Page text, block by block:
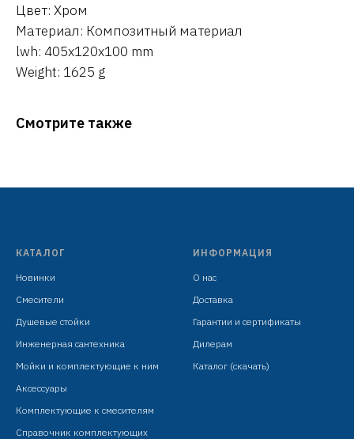
Цвет: Хром
Материал: Композитный материал
lwh: 405x120x100 mm
Weight: 1625 g
Смотрите также
КАТАЛОГ
Новинки
Смесители
Душевые стойки
Инженерная сантехника
Мойки и комплектующие к ним
Аксессуары
Комплектующие к смесителям
Справочник комплектующих
ИНФОРМАЦИЯ
О нас
Доставка
Гарантии и сертификаты
Дилерам
Каталог (скачать)